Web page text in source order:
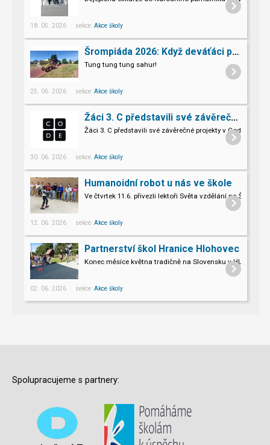
18. 05. 2026 sekce: Akce školy
Šrompiáda 2026: Když deváťáci převzali velení
Tung tung tung sahur!
25. 06. 2026 sekce: Akce školy
Žáci 3. C představili své závěrečné projekty v Code.org
Žáci 3. C představili své závěrečné projekty v Code.org
30. 06. 2026 sekce: Akce školy
Humanoidní robot u nás ve škole
Ve čtvrtek 11.6. přivezli lektoři Světa vzdělání na
Pro naše třeťáky a páťáky to byl opravdu nevšední zážitek.
12. 06. 2026 sekce: Akce školy
Partnerství škol Hranice Hlohovec
Konec měsíce května tradičně na Slovensku v HLOHOVCI!
02. 06. 2026 sekce: Akce školy
Spolupracujeme s partnery: